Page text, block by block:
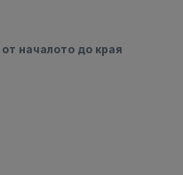
началото до края